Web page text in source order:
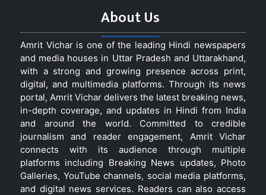
About Us
Amrit Vichar is one of the leading Hindi newspapers
and media houses in Uttar Pradesh and Uttarakhand,
with a strong and growing presence across print,
digital, and multimedia platforms. Through its news
portal, Amrit Vichar delivers the latest breaking news,
in-depth coverage, and updates in Hindi from India
and around the world. Committed to credible
journalism and reader engagement, Amrit Vichar
connects with its audience through multiple
platforms including Breaking News updates, Photo
Galleries, YouTube channels, social media platforms,
and digital news services. Readers can also access